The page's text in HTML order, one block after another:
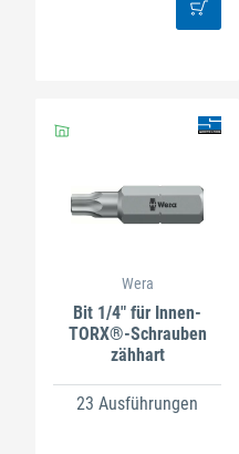
Wera
Bit 1/4" für Innen-
TORX®-Schrauben
zähhart
23 Ausführungen